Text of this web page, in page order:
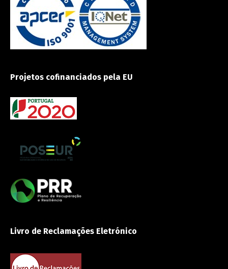
Projetos cofinanciados pela EU
Livro de Reclamações Eletrónico